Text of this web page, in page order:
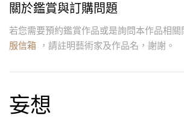
關於鑑賞與訂購問題
若您需要預約鑑賞作品或是詢問本作品相關
服信箱
，請註明藝術家及作品名，謝謝。
妄想